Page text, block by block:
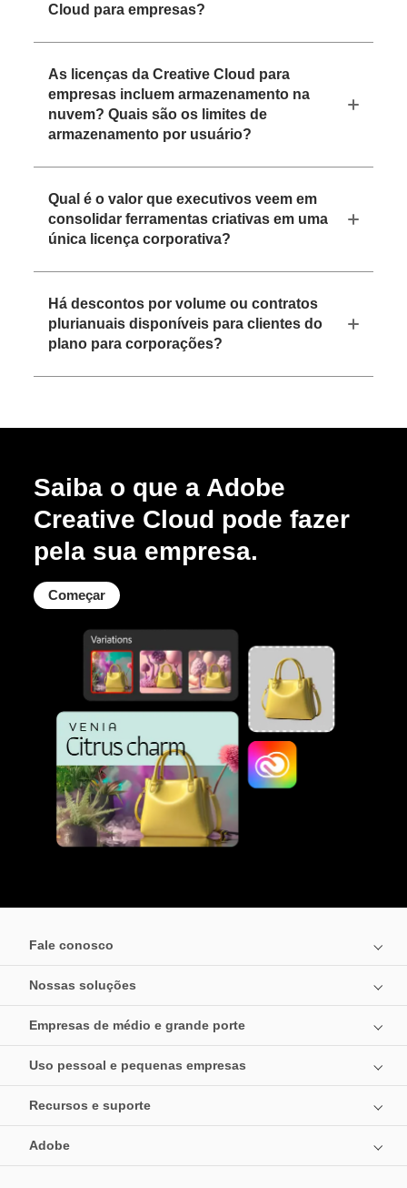
Cloud para empresas?
As licenças da Creative Cloud para
empresas incluem armazenamento na
nuvem? Quais são os limites de
armazenamento por usuário?
Qual é o valor que executivos veem em
consolidar ferramentas criativas em uma
única licença corporativa?
Há descontos por volume ou contratos
plurianuais disponíveis para clientes do
plano para corporações?
Saiba o que a Adobe
Creative Cloud pode fazer
pela sua empresa.
Começar
Fale conosco
Nossas soluções
Empresas de médio e grande porte
Uso pessoal e pequenas empresas
Recursos e suporte
Adobe